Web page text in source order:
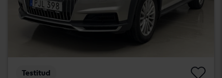
Testitud